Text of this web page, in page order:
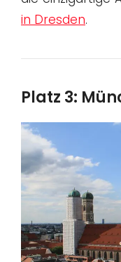
in Dresden.
Platz 3: